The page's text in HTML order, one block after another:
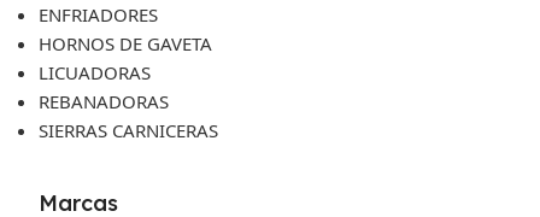
ENFRIADORES
HORNOS DE GAVETA
LICUADORAS
REBANADORAS
SIERRAS CARNICERAS
Marcas